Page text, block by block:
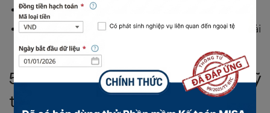
Cột 2: Ghi số tiền xuất quỹ.
Cột 3: Ghi số tồn quỹ cuối ngày. Số tồn này phải
khớp đúng với số tiền mặt còn lại trong két.
5. Những vấn đề liên quan đến quỹ
tiền mặt